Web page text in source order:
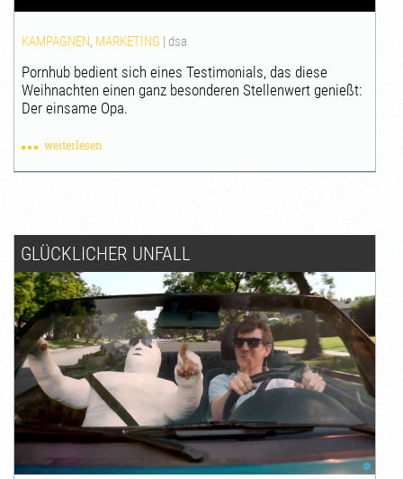
KAMPAGNEN, MARKETING dsa
Pornhub bedient sich eines Testimonials, das diese
Weihnachten einen ganz besonderen Stellenwert genießt:
Der einsame Opa.
weiterlesen
GLÜCKLICHER UNFALL